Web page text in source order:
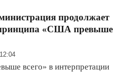
продолжает
«США превыше
всего» в интерпретации